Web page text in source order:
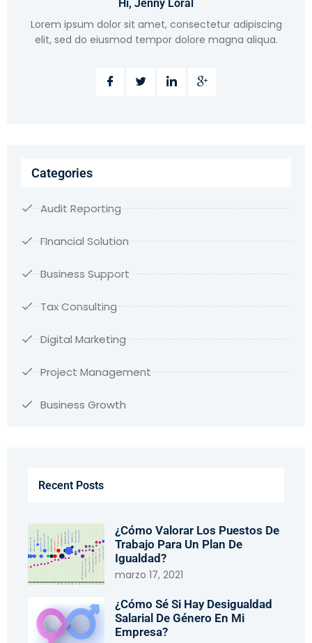
Hi, Jenny Loral
Lorem ipsum dolor sit amet, consectetur adipiscing
elit, sed do eiusmod tempor dolore magna aliqua.
Categories
Audit Reporting
FInancial Solution
Business Support
Tax Consulting
Digital Marketing
Project Management
Business Growth
Recent Posts
¿Cómo Valorar Los Puestos De
Trabajo Para Un Plan De
Igualdad?
marzo 17, 2021
¿Cómo Sé Si Hay Desigualdad
Salarial De Género En Mi
Empresa?